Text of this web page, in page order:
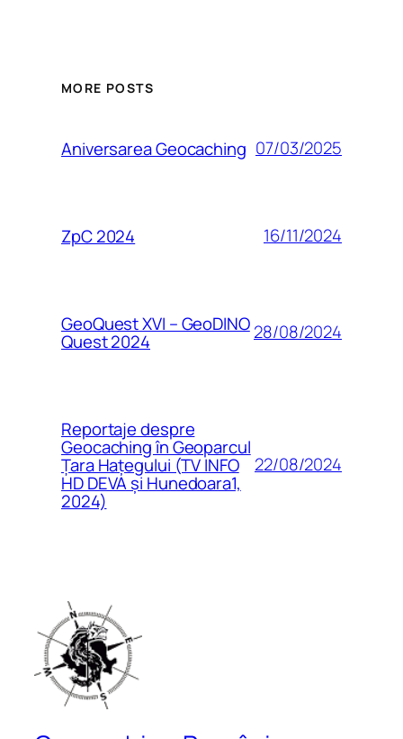
MORE POSTS
Aniversarea Geocaching 07/03/2025
ZpC 2024 16/11/2024
GeoQuest XVI – GeoDINO
Quest 2024 28/08/2024
Reportaje despre
Geocaching în Geoparcul
Țara Hațegului (TV INFO
HD DEVA și Hunedoara1,
2024)
22/08/2024